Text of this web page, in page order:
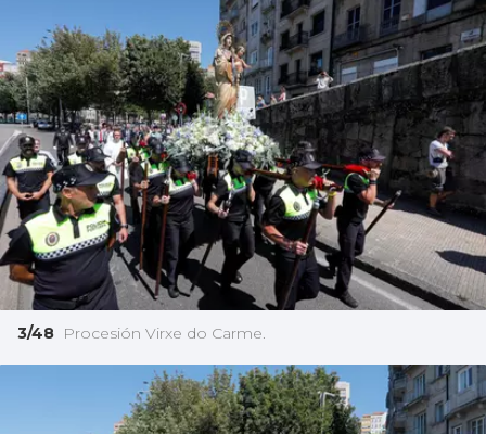
3/48 Procesión Virxe do Carme.